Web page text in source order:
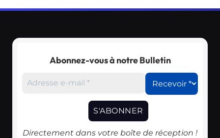
Abonnez-vous à notre Bulletin
Directement dans votre boîte de réception !